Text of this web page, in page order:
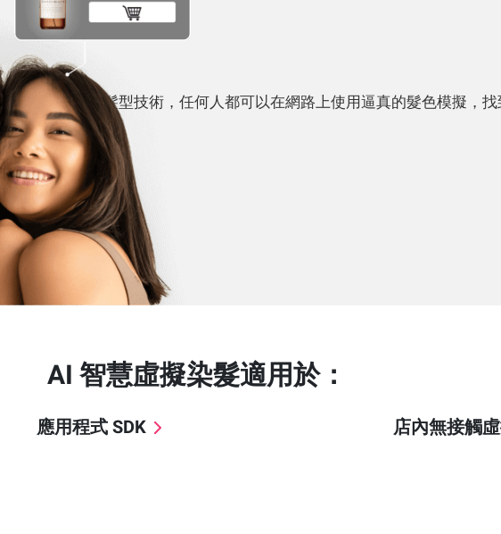
動的 AI 虛擬髮型技術，任何人都可以在網路上使用逼真的髮色模擬，
AI 智慧虛擬染髮適用於：
應用程式 SDK 店內無接觸